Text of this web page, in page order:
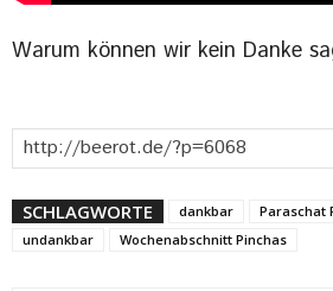
Warum können wir kein Danke
SCHLAGWORTE dankbar Paraschat
undankbar
Wochenabschnitt Pinchas